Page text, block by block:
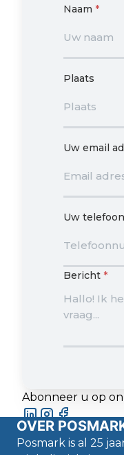
Naam *
Plaats
Uw email
Uw
Bericht *
Abonneer u op
OVER
Posmark is al 25